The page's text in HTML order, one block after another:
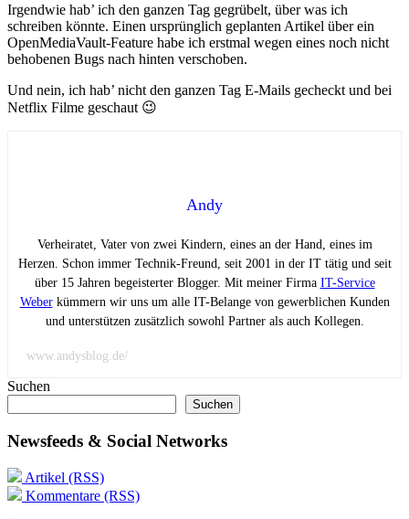
Irgendwie hab’ ich den ganzen Tag gegrübelt, über was ich
schreiben könnte. Einen ursprünglich geplanten Artikel über ein
OpenMediaVault-Feature habe ich erstmal wegen eines noch nicht
behobenen Bugs nach hinten verschoben.
Und nein, ich hab’ nicht den ganzen Tag E-Mails gecheckt und bei
Netflix Filme geschaut 😉
Andy
Verheiratet, Vater von zwei Kindern, eines an der Hand, eines im
Herzen. Schon immer Technik-Freund, seit 2001 in der IT tätig und seit
über 15 Jahren begeisterter Blogger. Mit meiner Firma IT-Service
Weberkümmern wir uns um alle IT-Belange von gewerblichen Kunden
und unterstützen zusätzlich sowohl Partner als auch Kollegen.
www.andysblog.de/
Suchen
Suchen
Newsfeeds & Social Networks
Artikel (RSS)
Kommentare (RSS)